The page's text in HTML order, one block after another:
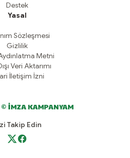
Destek
Yasal
Sözleşmesi
Gizlilik
Metni
Veri Aktarımı
İletişim İzni
İMZA KAMPANYAM
Takip Edin